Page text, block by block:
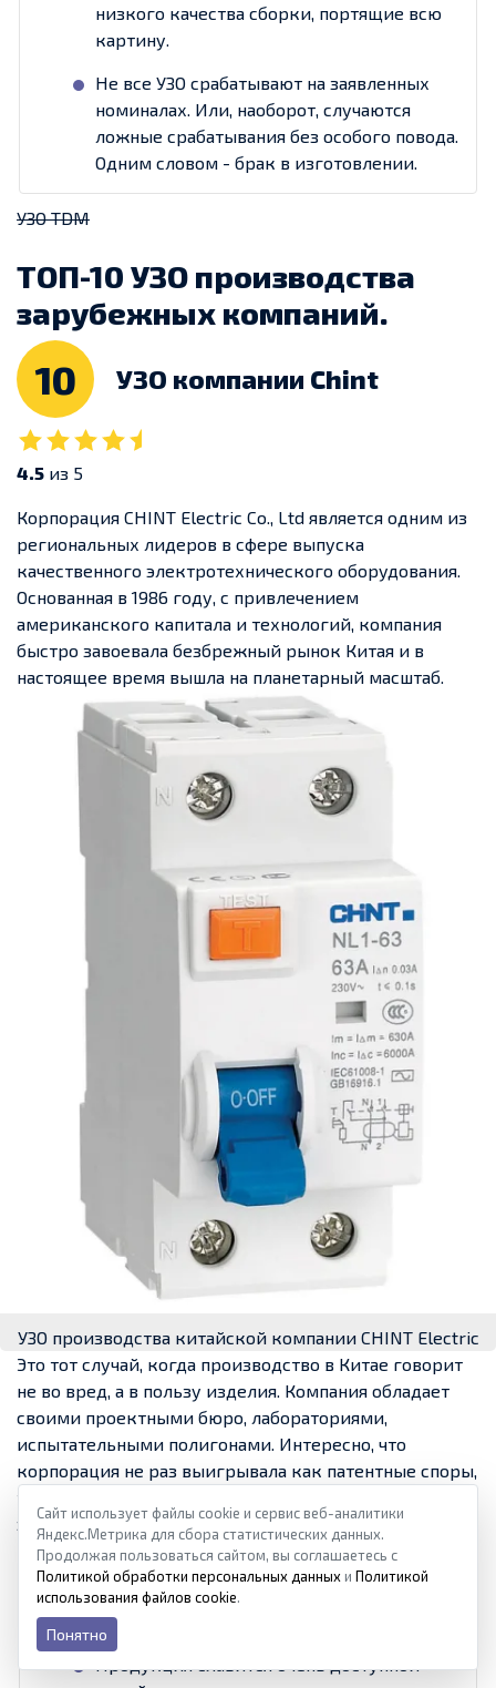
низкого качества сборки, портящие всю
картину.
Не все УЗО срабатывают на заявленных
номиналах. Или, наоборот, случаются
ложные срабатывания без особого повода.
Одним словом - брак в изготовлении.
УЗО TDM
ТОП-10 УЗО производства
зарубежных компаний.
10 УЗО компании Chint
4.5 из 5
Корпорация CHINT Electric Co., Ltd является одним из
региональных лидеров в сфере выпуска
качественного электротехнического оборудования.
Основанная в 1986 году, с привлечением
американского капитала и технологий, компания
быстро завоевала безбрежный рынок Китая и в
настоящее время вышла на планетарный масштаб.
УЗО производства китайской компании CHINT Electric
Это тот случай, когда производство в Китае говорит
не во вред, а в пользу изделия. Компания обладает
своими проектными бюро, лабораториями,
испытательными полигонами. Интересно, что
корпорация не раз выигрывала как патентные споры,
так и крупные мировые тендеры у ведущих «акул» в
этой сфере бизнеса. Правда, в Россию, возможно,
поступает не самая элитная продукция этого бренда.
Продукция славится очень доступной
Сайт использует файлы cookie и сервис веб-аналитики
Яндекс.Метрика для сбора статистических данных.
Продолжая пользоваться сайтом, вы соглашаетесь с
Политикой обработки персональных данных и Политикой
использования файлов cookie.
Понятно